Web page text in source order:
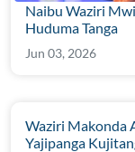
Naibu Waziri
Huduma Tanga
Jun 03, 2026
Waziri Makonda
Yajipanga